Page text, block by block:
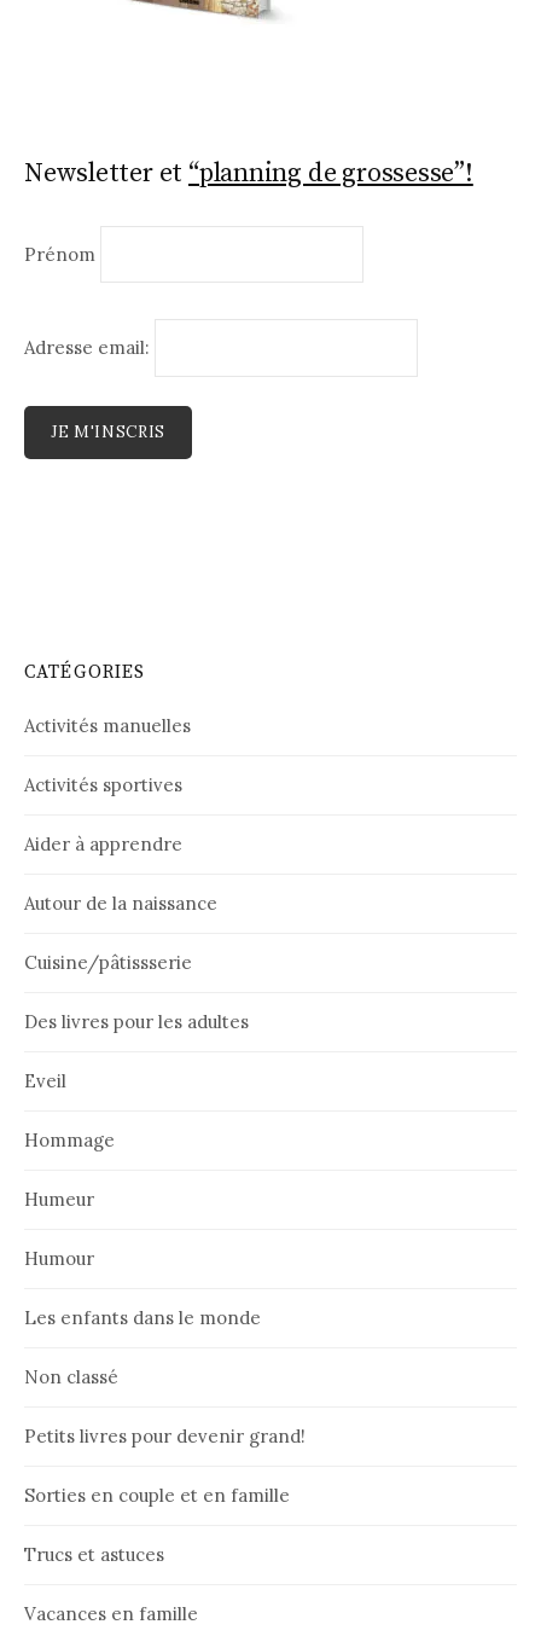
Newsletter et “planning de grossesse”!
Prénom
Adresse email:
CATÉGORIES
Activités manuelles
Activités sportives
Aider à apprendre
Autour de la naissance
Cuisine/pâtissserie
Des livres pour les adultes
Eveil
Hommage
Humeur
Humour
Les enfants dans le monde
Non classé
Petits livres pour devenir grand!
Sorties en couple et en famille
Trucs et astuces
Vacances en famille